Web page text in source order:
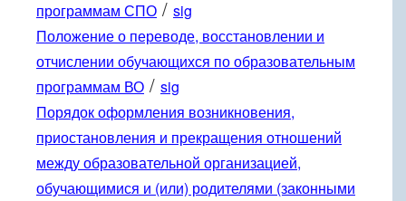
программам СПО / sig
Положение о переводе, восстановлении и
отчислении обучающихся по образовательным
программам ВО / sig
Порядок оформления возникновения,
приостановления и прекращения отношений
между образовательной организацией,
обучающимися и (или) родителями (законными